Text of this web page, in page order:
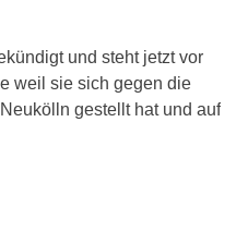
und steht jetzt vor
weil sie sich gegen die
gestellt hat und auf